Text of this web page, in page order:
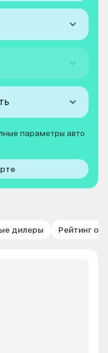
параметры авто
дилеры Рейтинг